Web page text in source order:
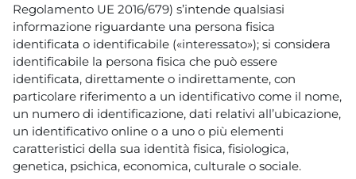
Regolamento UE 2016/679) s’intende qualsiasi
informazione riguardante una persona fisica
identificata o identificabile («interessato»); si considera
identificabile la persona fisica che può essere
identificata, direttamente o indirettamente, con
particolare riferimento a un identificativo come il nome,
un numero di identificazione, dati relativi all’ubicazione,
un identificativo online o a uno o più elementi
caratteristici della sua identità fisica, fisiologica,
genetica, psichica, economica, culturale o sociale.